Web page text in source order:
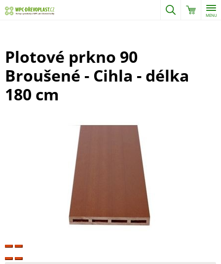
MENU
Plotové prkno 90
Broušené - Cihla - délka
180 cm